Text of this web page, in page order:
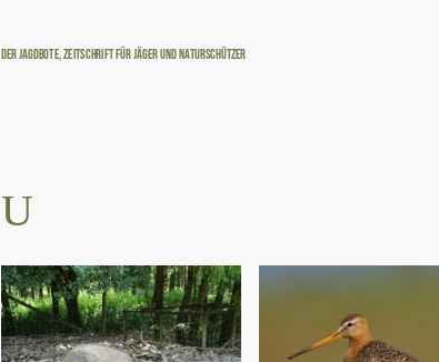
Der Jagdbote, Zeitschrift für Jäger und Naturschützer
U